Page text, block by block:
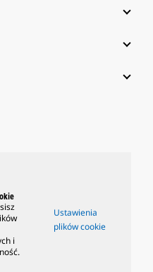
i
Ustawienia
plików cookie